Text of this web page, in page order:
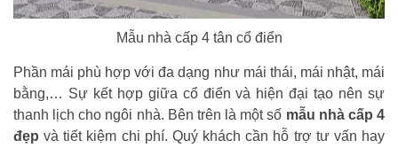
Mẫu nhà cấp 4 tân cổ điển
Phần mái phù hợp với đa dạng như mái thái, mái nhật, mái
bằng,… Sự kết hợp giữa cổ điển và hiện đại tạo nên sự
thanh lịch cho ngôi nhà. Bên trên là một số mẫu nhà cấp 4
đẹp và tiết kiệm chi phí. Quý khách cần hỗ trợ tư vấn hay